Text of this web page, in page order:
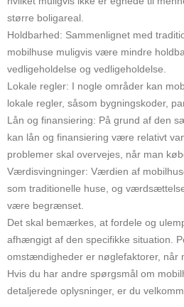
større boligareal.
Holdbarhed: Sammenlignet med
mobilhuse muligvis være mindre
vedligeholdelse og vedligeholdelse.
Lokale regler: I nogle områder kan
lokale regler, såsom bygningskoder,
Lån og finansiering: På grund af den
kan lån og finansiering være relativt
problemer skal overvejes, når man
Værdisvingninger: Værdien af
som traditionelle huse, og
være begrænset.
Det skal bemærkes, at fordele og
afhængigt af den specifikke situation.
omstændigheder er nøglefaktorer, når
Hvis du har andre spørgsmål om
detaljerede oplysninger, er du